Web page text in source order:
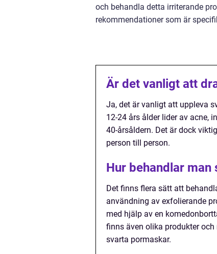
och behandla detta irriterande
rekommendationer som är
Är det vanligt att
Ja, det är vanligt att uppleva
12-24 års ålder lider av acne,
40-årsåldern. Det är dock
person till person.
Hur behandlar
Det finns flera sätt att
användning av exfolierande
med hjälp av en
finns även olika produkter
svarta pormaskar.